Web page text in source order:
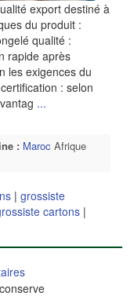
export destiné à
du produit :
qualité :
rapide après
les exigences du
: selon
...
: Maroc Afrique
| grossiste
cartons |